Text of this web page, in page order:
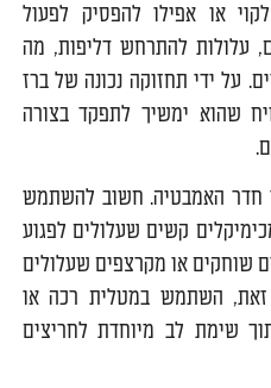
או אפילו להפסיק לפעול
עלולות להתרחש דליפות, מה
על ידי תחזוקה נכונה של ברז
שהוא ימשיך לתפקד בצורה
חדר האמבטיה. חשוב להשתמש
קשים שעלולים לפגוע
שוחקים או מקרצפים שעלולים
זאת, השתמש במטלית רכה או
שימת לב מיוחדת לחריצים